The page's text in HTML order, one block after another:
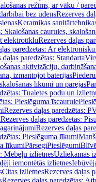
režīms, ar vāku /
bez ūdensRezerves
Keramikas
Skalošanas caurules,
elektrotīkluRezerves daļas
paredzētas: Ar
daļas paredzētas: Standarta
aktivizāciju,
izmantojot baterijas
līkumi un pārejas
Tualetes podu un
Pieslēguma īscaurule
Rezerves daļas paredzētas:
Rezerves daļas paredzētas:
Rezerves daļas
Pieslēguma līkumi
līkumiPārsegiPieslēgumi
Mēbeļu izlietnesUzliekamās
iemontētās izlietnes
Citas izlietnesRezerves daļas
Rezerves daļas paredzētas: